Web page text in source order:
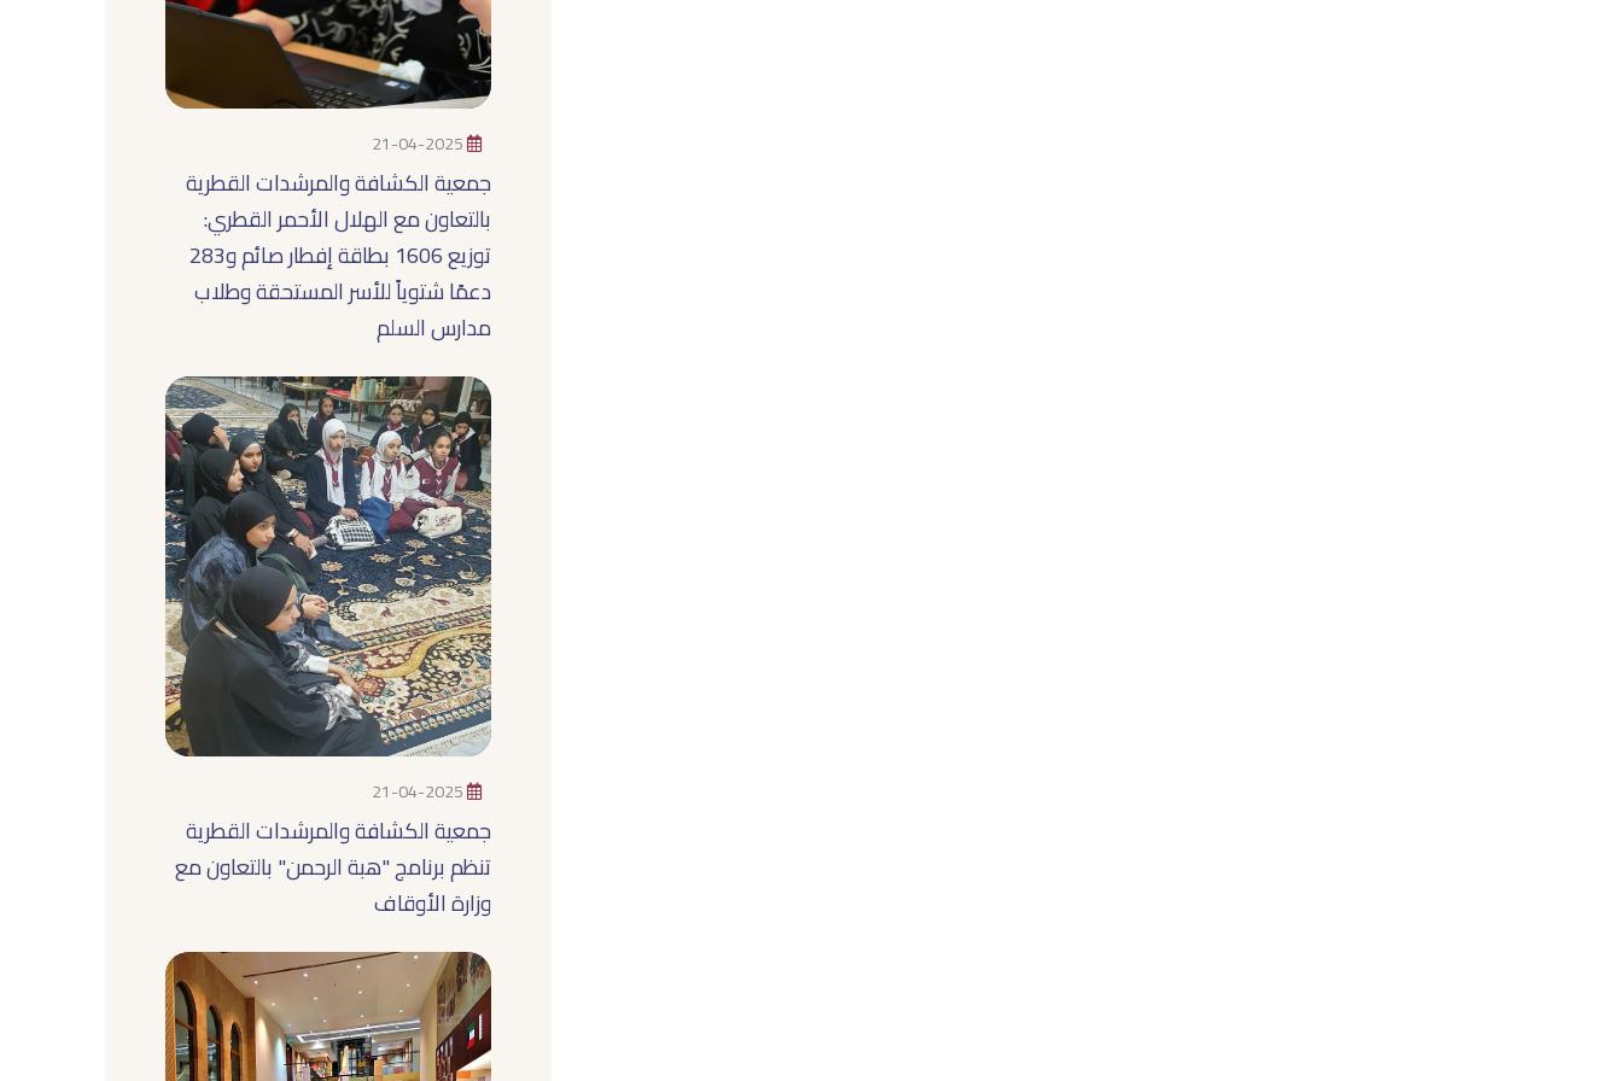
21-04-2025
جمعية الكشافة والمرشدات القطرية
بالتعاون مع الهلال الأحمر القطري:
توزيع 1606 بطاقة إفطار صائم و283
دعمًا شتوياً للأسر المستحقة وطلاب
مدارس السلم
21-04-2025
جمعية الكشافة والمرشدات القطرية
تنظم برنامج "هبة الرحمن" بالتعاون مع
وزارة الأوقاف